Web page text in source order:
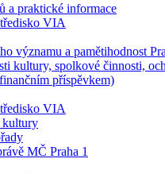
a praktické informace
VIA
významu a pamětihodnost
kultury, spolkové činnosti,
příspěvkem)
VIA
kultury
MČ Praha 1